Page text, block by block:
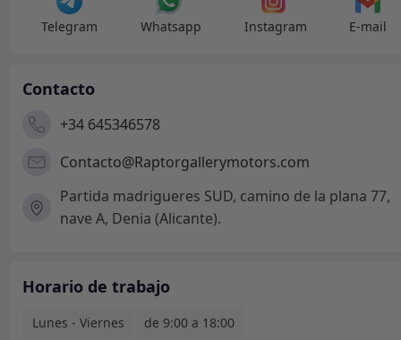
Telegram Whatsapp Instagram E-mail
Contacto
+34 645346578
Contacto@Raptorgallerymotors.com
Partida madrigueres SUD, camino de la plana 77,
nave A, Denia (Alicante).
Horario de trabajo
Lunes - Viernes
de 9:00 a 18:00